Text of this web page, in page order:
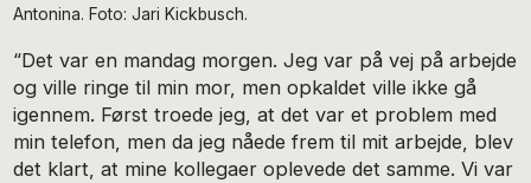
Antonina. Foto: Jari Kickbusch.
“Det var en mandag morgen. Jeg var på vej på arbejde
og ville ringe til min mor, men opkaldet ville ikke gå
igennem. Først troede jeg, at det var et problem med
min telefon, men da jeg nåede frem til mit arbejde, blev
det klart, at mine kollegaer oplevede det samme. Vi var